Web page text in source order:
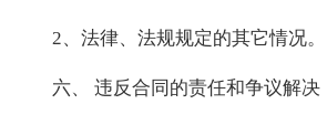
2、法律、法规规定的其它情况。
六、 违反合同的责任和争议解决